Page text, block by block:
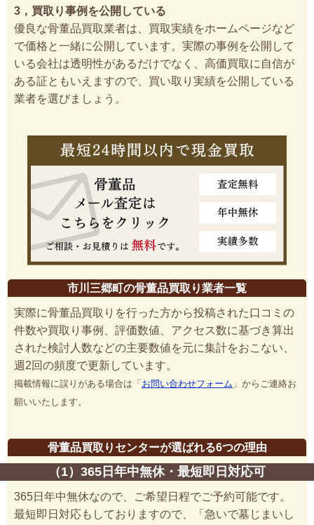
3，買取り事例を公開している
優良な骨董品買取業者は、買取実績をホームページなど
で価格と一緒に公開しています。実際の事例を公開して
いる会社は透明性があるだけでなく、高価買取に自信が
ある証ともいえますので、買い取り実績を公開している
業者を選びましょう。
市川三郷町の骨董品買取り業者一覧
実際に骨董品買取りを行った方から投稿された口コミの
件数や買取り事例、評価数値、アクセス数に基づき算出
された検討人数などの主要数値を元に集計をおこない、
週2回の頻度で更新しています。
掲載情報に誤りがある場合は「 お問い合わせフォーム 」からご連絡お
願いいたします。
骨董品買取りセンターが選ばれる6つの理由
（1）365日年中無休・最短即日対応可
365日年中無休なので、ご希望日程でご予約可能です。
最短即日対応もしておりますので、「急いで墓じまいし